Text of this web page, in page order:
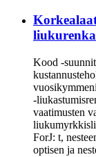
Kood -
-
vaatimusten
ForJ: t,
optisen ja